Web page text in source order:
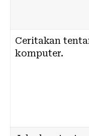
Ceritakan
komputer.